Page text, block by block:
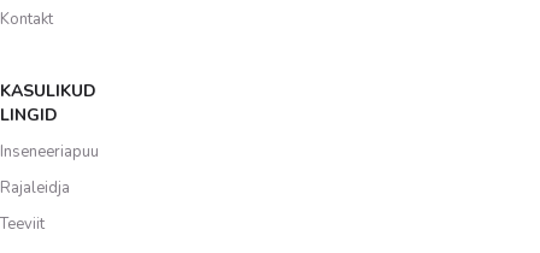
Kontakt
KASULIKUD
LINGID
Inseneeriapuu
Rajaleidja
Teeviit